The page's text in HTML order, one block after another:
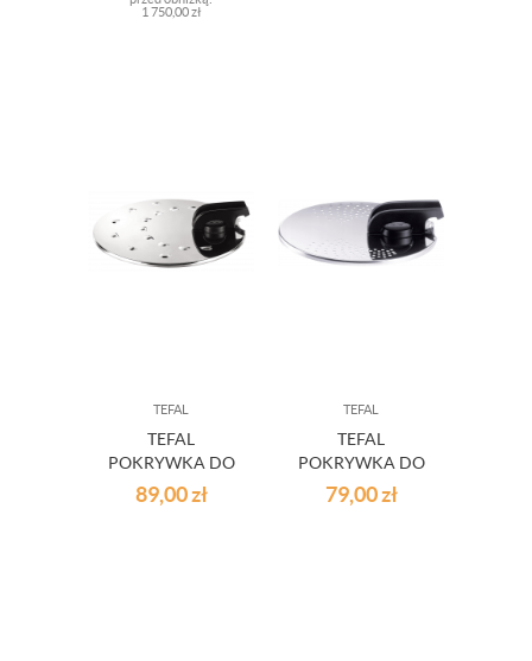
1 750,00 zł
TEFAL
TEFAL
POKRYWKA DO
SMAŻENIA
INGENIO 20/28
89,00zł
TEFAL
TEFAL
POKRYWKA DO
CEDZENIA 14-20
CM
79,00zł